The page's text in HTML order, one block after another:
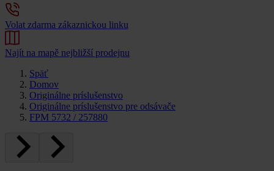
Volat zdarma zákaznickou linku
Najít na mapě nejbližší prodejnu
Späť
Domov
Originálne príslušenstvo
Originálne príslušenstvo pre odsávače
FPM 5732 / 257880